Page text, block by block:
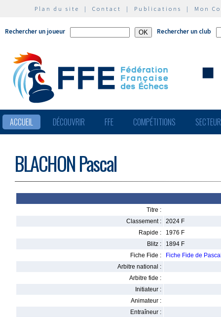
Plan du site | Contact | Publications | Mon
Rechercher un joueur Rechercher un club
ACCUEIL DÉCOUVRIR FFE COMPÉTITIONS
BLACHON Pascal
Titre :
Classement :
2024 F
Rapide :
1976 F
Blitz :
1894 F
Fiche Fide :
Fiche Fide de
Arbitre national :
Arbitre fide :
Initiateur :
Animateur :
Entraîneur :